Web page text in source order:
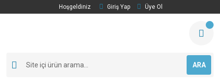
Hoşgeldiniz Giriş Yap Üye Ol
ARA